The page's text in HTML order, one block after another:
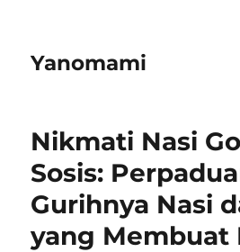
Yanomami
Nikmati Nasi
Sosis:
Gurihnya Nasi
yang Membuat